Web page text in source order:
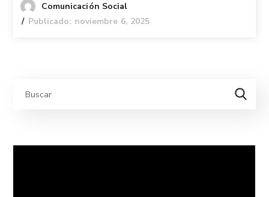
Comunicación Social
Publicado: noviembre 6, 2025